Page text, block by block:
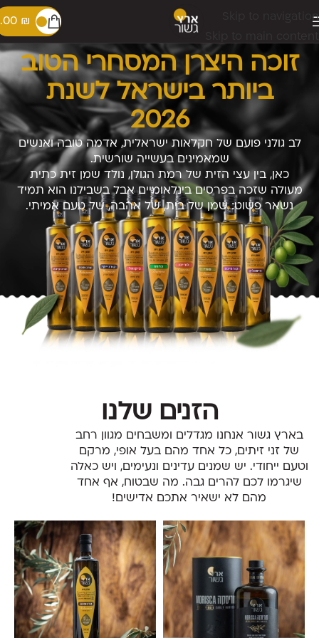
Skip to navigation
₪
זוכה היצרן המסחרי הטוב
ביותר בישראל לשנת
2026
לב גולני פועם של חקלאות ישראלית, אדמה טובה ואנשים
שמאמינים בעשייה שורשית.
כאן, בין עצי הזית של רמת הגולן, נולד שמן זית כתית
מעולה שזכה בפרסים בינלאומיים אבל בשבילנו הוא תמיד
נשאר פשוט: שמן של בית, של אהבה, של טעם אמיתי.
הזנים שלנו
בארץ גשור אנחנו מגדלים ומשבחים מגוון רחב
של זני זיתים, כל אחד מהם בעל אופי, מרקם
וטעם ייחודי. יש שמנים עדינים ונעימים, ויש כאלה
שיגרמו לכם להרים גבה. מה שבטוח, אף אחד
מהם לא ישאיר אתכם אדישים!